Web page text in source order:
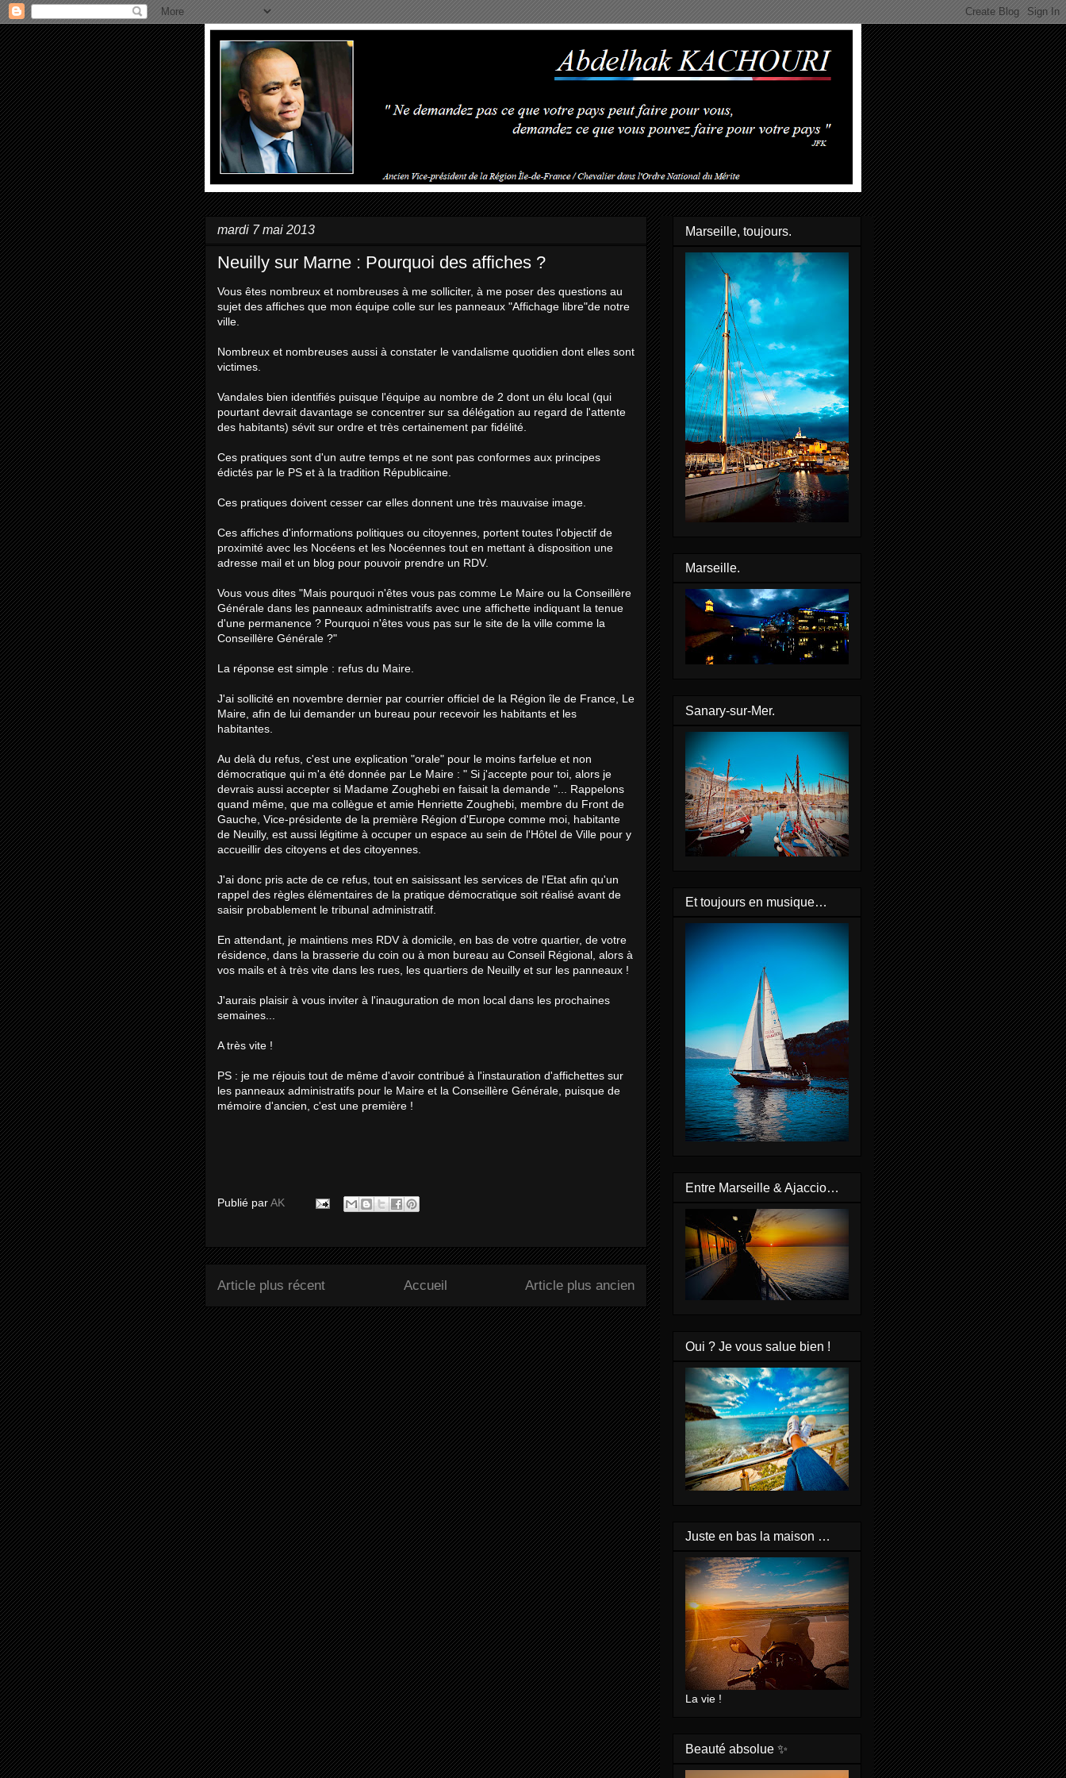
mardi 7 mai 2013
Neuilly sur Marne : Pourquoi des affiches ?
Vous êtes nombreux et nombreuses à me solliciter, à me poser des questions au
sujet des affiches que mon équipe colle sur les panneaux "Affichage libre"de notre
ville.
Nombreux et nombreuses aussi à constater le vandalisme quotidien dont elles sont
victimes.
Vandales bien identifiés puisque l'équipe au nombre de 2 dont un élu local (qui
pourtant devrait davantage se concentrer sur sa délégation au regard de l'attente
des habitants) sévit sur ordre et très certainement par fidélité.
Ces pratiques sont d'un autre temps et ne sont pas conformes aux principes
édictés par le PS et à la tradition Républicaine.
Ces pratiques doivent cesser car elles donnent une très mauvaise image.
Ces affiches d'informations politiques ou citoyennes, portent toutes l'objectif de
proximité avec les Nocéens et les Nocéennes tout en mettant à disposition une
adresse mail et un blog pour pouvoir prendre un RDV.
Vous vous dites "Mais pourquoi n'êtes vous pas comme Le Maire ou la Conseillère
Générale dans les panneaux administratifs avec une affichette indiquant la tenue
d'une permanence ? Pourquoi n'êtes vous pas sur le site de la ville comme la
Conseillère Générale ?"
La réponse est simple : refus du Maire.
J'ai sollicité en novembre dernier par courrier officiel de la Région île de France, Le
Maire, afin de lui demander un bureau pour recevoir les habitants et les
habitantes.
Au delà du refus, c'est une explication "orale" pour le moins farfelue et non
démocratique qui m'a été donnée par Le Maire : " Si j'accepte pour toi, alors je
devrais aussi accepter si Madame Zoughebi en faisait la demande "... Rappelons
quand même, que ma collègue et amie Henriette Zoughebi, membre du Front de
Gauche, Vice-présidente de la première Région d'Europe comme moi, habitante
de Neuilly, est aussi légitime à occuper un espace au sein de l'Hôtel de Ville pour y
accueillir des citoyens et des citoyennes.
J'ai donc pris acte de ce refus, tout en saisissant les services de l'Etat afin qu'un
rappel des règles élémentaires de la pratique démocratique soit réalisé avant de
saisir probablement le tribunal administratif.
En attendant, je maintiens mes RDV à domicile, en bas de votre quartier, de votre
résidence, dans la brasserie du coin ou à mon bureau au Conseil Régional, alors à
vos mails et à très vite dans les rues, les quartiers de Neuilly et sur les panneaux !
J'aurais plaisir à vous inviter à l'inauguration de mon local dans les prochaines
semaines...
A très vite !
PS : je me réjouis tout de même d'avoir contribué à l'instauration d'affichettes sur
les panneaux administratifs pour le Maire et la Conseillère Générale, puisque de
mémoire d'ancien, c'est une première !
Publié parAK
Article plus récent Article plus ancien
Accueil
Marseille, toujours.
Marseille.
Sanary-sur-Mer.
Et toujours en musique…
Entre Marseille & Ajaccio…
Oui ? Je vous salue bien !
Juste en bas la maison …
La vie !
Beauté absolue ✨